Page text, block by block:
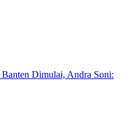
Dimulai, Andra Soni: